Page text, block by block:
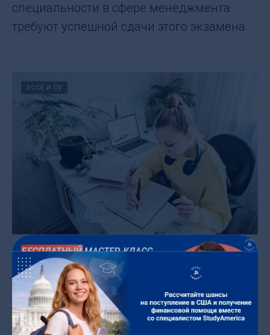
специальности в сфере менеджмента
требуют успешной сдачи этого экзамена.
ЭССЕ И CV
Что такое CV резюме и как его писать
Написание CV резюме является
обязательным моментом при подаче
заявления на поступление на